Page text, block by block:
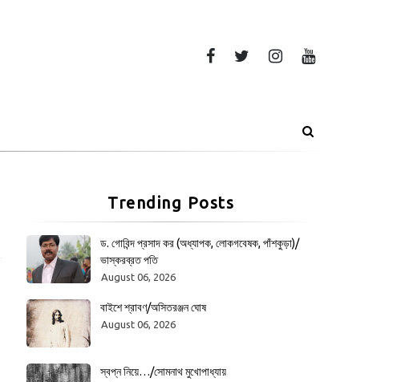
Trending Posts
ড. গোবিন্দ প্রসাদ কর (অধ্যাপক, লোকগবেষক, পাঁশকুড়া)/
ভাস্করব্রত পতি
August 06, 2026
বাইশে শ্রাবণ/অসিতরঞ্জন ঘোষ
August 06, 2026
স্বপ্ন নিয়ে…/সোমনাথ মুখোপাধ্যায়